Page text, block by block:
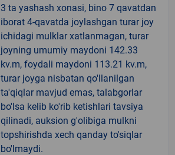
3 ta yashash xonasi, bino 7 qavatdan
iborat 4-qavatda joylashgan turar joy
ichidagi mulklar xatlanmagan, turar
joyning umumiy maydoni 142.33
kv.m, foydali maydoni 113.21 kv.m,
turar joyga nisbatan qo'llanilgan
ta'qiqlar mavjud emas, talabgorlar
bo'lsa kelib ko'rib ketishlari tavsiya
qilinadi, auksion g'olibiga mulkni
topshirishda xech qanday to'siqlar
bo'lmaydi.